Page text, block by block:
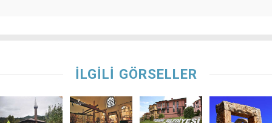
İLGİLİ GÖRSELLER